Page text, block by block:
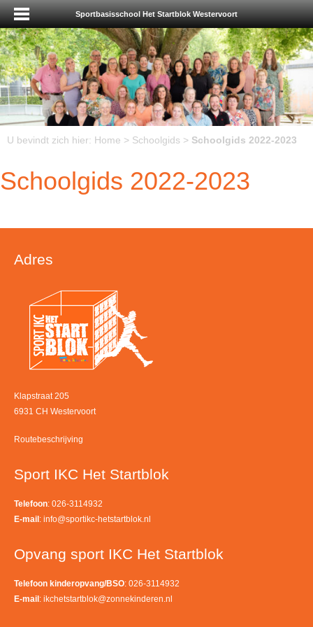
Sportbasisschool Het Startblok Westervoort
U bevindt zich hier: Home > Schoolgids > Schoolgids 2022-2023
Schoolgids 2022-2023
Adres
Klapstraat 205
6931 CH Westervoort
Routebeschrijving
Sport IKC Het Startblok
Telefoon: 026-3114932
E-mail : info@sportikc-hetstartblok.nl
Opvang sport IKC Het Startblok
Telefoon kinderopvang/BSO: 026-3114932
E-mail : ikchetstartblok@zonnekinderen.nl